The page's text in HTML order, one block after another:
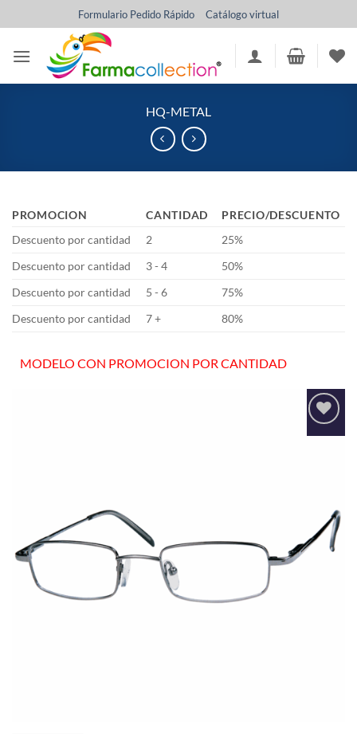
al
contenido
Formulario Pedido Rápido Catálogo virtual
HQ-METAL
PROMOCION CANTIDAD
PRECIO/DESCUENTO
Descuento por cantidad
2
25%
Descuento por cantidad
3 - 4
50%
Descuento por cantidad
5 - 6
75%
Descuento por cantidad
7 + 80%
MODELO CON PROMOCION POR CANTIDAD
Añadir